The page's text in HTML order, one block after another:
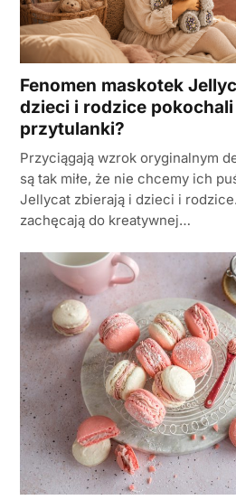
Fenomen maskotek
dzieci i rodzice
przytulanki?
Przyciągają wzrok oryginalnym
są tak miłe, że nie chcemy ich
Jellycat zbierają i dzieci i
zachęcają do kreatywnej…